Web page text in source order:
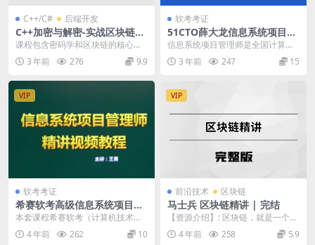
C++/C# 后端开发
C++加密与解密-实战区块链核
心密码学-基于openssl
课程包含密码学和区块链的核心技
术，从图示原理讲解，到工程代码
演示。内容包括Bas...
3 年前 276 9.9
软考考证
51CTO薛大龙信息系统项目管
理师202205
信息系统项目管理师是全国计算机
技术与软件专业技术资格（水平）
考试中的高级水平测试...
3 年前 247 15
VIP
软考考证
希赛软考高级信息系统项目管
理师，软考基础精讲班
本套课程希赛软考（计算机技术与
软件专业技术资格/水平考试）高级
信息系统项目管理师...
4 年前 262 10
VIP
前沿技术 区块链
马士兵 区块链精讲 | 完结
【资源介绍】: 区块链，就是一个又
一个区块组成的链条。每一个区块
中保存了一定的信...
4 年前 258 5.9